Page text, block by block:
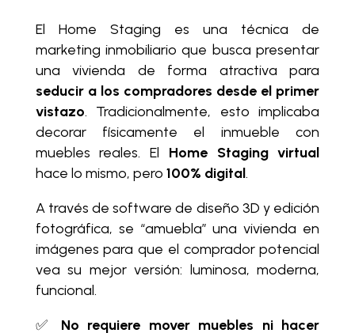
El Home Staging es una técnica de
marketing inmobiliario que busca presentar
una vivienda de forma atractiva para
seducir a los compradores desde el primer
vistazo. Tradicionalmente, esto implicaba
decorar físicamente el inmueble con
muebles reales. El Home Staging virtual
hace lo mismo, pero 100% digital.
A través de software de diseño 3D y edición
fotográfica, se “amuebla” una vivienda en
imágenes para que el comprador potencial
vea su mejor versión: luminosa, moderna,
funcional.
✅ No requiere mover muebles ni hacer